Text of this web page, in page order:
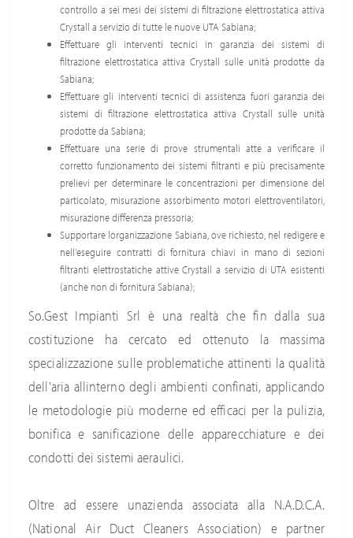
controllo a sei mesi dei sistemi di filtrazione elettrostatica attiva
Crystall a servizio di tutte le nuove UTA Sabiana;
Effettuare gli interventi tecnici in garanzia dei sistemi di
filtrazione elettrostatica attiva Crystall sulle unità prodotte da
Sabiana;
Effettuare gli interventi tecnici di assistenza fuori garanzia dei
sistemi di filtrazione elettrostatica attiva Crystall sulle unità
prodotte da Sabiana;
Effettuare una serie di prove strumentali atte a verificare il
corretto funzionamento dei sistemi filtranti e più precisamente
prelievi per determinare le concentrazioni per dimensione del
particolato, misurazione assorbimento motori elettroventilatori,
misurazione differenza pressoria;
Supportare lorganizzazione Sabiana, ove richiesto, nel redigere e
nell'eseguire contratti di fornitura chiavi in mano di sezioni
filtranti elettrostatiche attive Crystall a servizio di UTA esistenti
(anche non di fornitura Sabiana);
So.Gest Impianti Srl è una realtà che fin dalla sua
costituzione ha cercato ed ottenuto la massima
specializzazione sulle problematiche attinenti la qualità
dell'aria allinterno degli ambienti confinati, applicando
le metodologie più moderne ed efficaci per la pulizia,
bonifica e sanificazione delle apparecchiature e dei
condotti dei sistemi aeraulici.
Oltre ad essere unazienda associata alla N.A.D.C.A.
(National Air Duct Cleaners Association) e partner